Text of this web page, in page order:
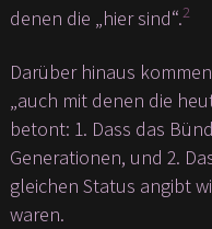
denen die „hier sind“.2
Darüber hinaus
„auch mit denen die
betont: 1. Dass das
Generationen, und 2.
gleichen Status angibt
waren.